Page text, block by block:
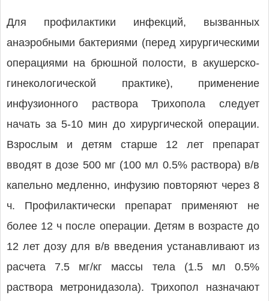
Для профилактики инфекций, вызванных
анаэробными бактериями (перед хирургическими
операциями на брюшной полости, в акушерско-
гинекологической практике), применение
инфузионного раствора Трихопола следует
начать за 5-10 мин до хирургической операции.
Взрослым и детям старше 12 лет препарат
вводят в дозе 500 мг (100 мл 0.5% раствора) в/в
капельно медленно, инфузию повторяют через 8
ч. Профилактически препарат применяют не
более 12 ч после операции. Детям в возрасте до
12 лет дозу для в/в введения устанавливают из
расчета 7.5 мг/кг массы тела (1.5 мл 0.5%
раствора метронидазола). Трихопол назначают